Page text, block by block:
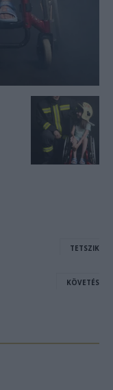
TETSZIK
KÖVETÉS